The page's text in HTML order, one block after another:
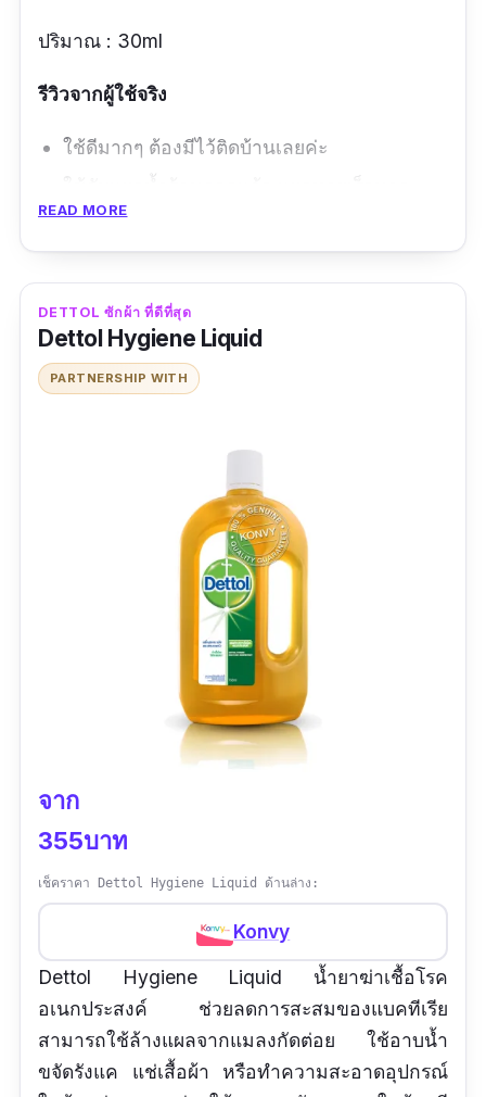
ปริมาณ : 30ml
รีวิวจากผู้ใช้จริง
ใช้ดีมากๆ ต้องมีไว้ติดบ้านเลยค่ะ
ฆ่าเชื้อโรค
อ่อนโยน มีสารสกัดจากธรรมชาติ
READ MORE
DETTOL ซักผ้า ที่ดีที่สุด
Dettol Hygiene Liquid
PARTNERSHIP WITH
จาก
355บาท
เช็คราคา Dettol Hygiene Liquid ด้านล่าง:
Konvy
Dettol Hygiene Liquid น้ำยาฆ่าเชื้อโรค
อเนกประสงค์ ช่วยลดการสะสมของแบคทีเรีย
สามารถใช้ล้างแผลจากแมลงกัดต่อย ใช้อาบน้ำ
ขจัดรังแค แช่เสื้อผ้า หรือทำความสะอาดอุปกรณ์